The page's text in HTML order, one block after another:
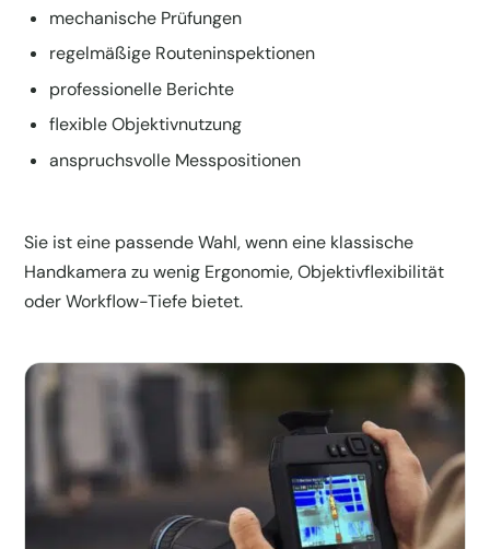
mechanische Prüfungen
regelmäßige Routeninspektionen
professionelle Berichte
flexible Objektivnutzung
anspruchsvolle Messpositionen
Sie ist eine passende Wahl, wenn eine klassische
Handkamera zu wenig Ergonomie, Objektivflexibilität
oder Workflow-Tiefe bietet.